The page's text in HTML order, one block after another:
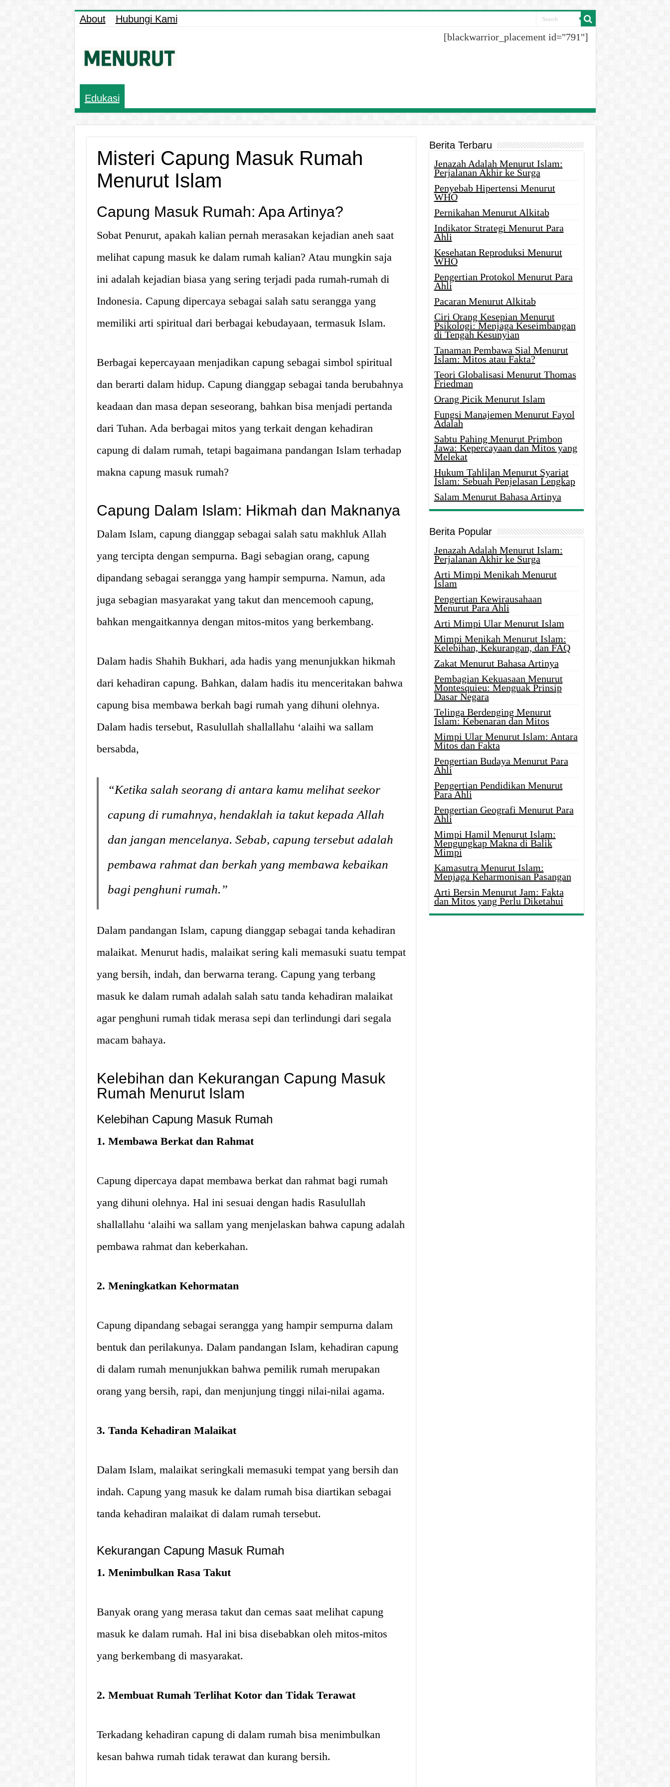
About
Hubungi Kami
[blackwarrior_placement id="791"]
Edukasi
Misteri Capung Masuk Rumah
Menurut Islam
Capung Masuk Rumah: Apa Artinya?
Sobat Penurut, apakah kalian pernah merasakan kejadian aneh saat
melihat capung masuk ke dalam rumah kalian? Atau mungkin saja
ini adalah kejadian biasa yang sering terjadi pada rumah-rumah di
Indonesia. Capung dipercaya sebagai salah satu serangga yang
memiliki arti spiritual dari berbagai kebudayaan, termasuk Islam.
Berbagai kepercayaan menjadikan capung sebagai simbol spiritual
dan berarti dalam hidup. Capung dianggap sebagai tanda berubahnya
keadaan dan masa depan seseorang, bahkan bisa menjadi pertanda
dari Tuhan. Ada berbagai mitos yang terkait dengan kehadiran
capung di dalam rumah, tetapi bagaimana pandangan Islam terhadap
makna capung masuk rumah?
Capung Dalam Islam: Hikmah dan Maknanya
Dalam Islam, capung dianggap sebagai salah satu makhluk Allah
yang tercipta dengan sempurna. Bagi sebagian orang, capung
dipandang sebagai serangga yang hampir sempurna. Namun, ada
juga sebagian masyarakat yang takut dan mencemooh capung,
bahkan mengaitkannya dengan mitos-mitos yang berkembang.
Dalam hadis Shahih Bukhari, ada hadis yang menunjukkan hikmah
dari kehadiran capung. Bahkan, dalam hadis itu menceritakan bahwa
capung bisa membawa berkah bagi rumah yang dihuni olehnya.
Dalam hadis tersebut, Rasulullah shallallahu ‘alaihi wa sallam
bersabda,
“Ketika salah seorang di antara kamu melihat seekor
capung di rumahnya, hendaklah ia takut kepada Allah
dan jangan mencelanya. Sebab, capung tersebut adalah
pembawa rahmat dan berkah yang membawa kebaikan
bagi penghuni rumah.”
Dalam pandangan Islam, capung dianggap sebagai tanda kehadiran
malaikat. Menurut hadis, malaikat sering kali memasuki suatu tempat
yang bersih, indah, dan berwarna terang. Capung yang terbang
masuk ke dalam rumah adalah salah satu tanda kehadiran malaikat
agar penghuni rumah tidak merasa sepi dan terlindungi dari segala
macam bahaya.
Kelebihan dan Kekurangan Capung Masuk
Rumah Menurut Islam
Kelebihan Capung Masuk Rumah
1. Membawa Berkat dan Rahmat
Capung dipercaya dapat membawa berkat dan rahmat bagi rumah
yang dihuni olehnya. Hal ini sesuai dengan hadis Rasulullah
shallallahu ‘alaihi wa sallam yang menjelaskan bahwa capung adalah
pembawa rahmat dan keberkahan.
2. Meningkatkan Kehormatan
Capung dipandang sebagai serangga yang hampir sempurna dalam
bentuk dan perilakunya. Dalam pandangan Islam, kehadiran capung
di dalam rumah menunjukkan bahwa pemilik rumah merupakan
orang yang bersih, rapi, dan menjunjung tinggi nilai-nilai agama.
3. Tanda Kehadiran Malaikat
Dalam Islam, malaikat seringkali memasuki tempat yang bersih dan
indah. Capung yang masuk ke dalam rumah bisa diartikan sebagai
tanda kehadiran malaikat di dalam rumah tersebut.
Kekurangan Capung Masuk Rumah
1. Menimbulkan Rasa Takut
Banyak orang yang merasa takut dan cemas saat melihat capung
masuk ke dalam rumah. Hal ini bisa disebabkan oleh mitos-mitos
yang berkembang di masyarakat.
2. Membuat Rumah Terlihat Kotor dan Tidak Terawat
Terkadang kehadiran capung di dalam rumah bisa menimbulkan
kesan bahwa rumah tidak terawat dan kurang bersih.
Berita Terbaru
Jenazah Adalah Menurut Islam:
Perjalanan Akhir ke Surga
Penyebab Hipertensi Menurut
WHO
Pernikahan Menurut Alkitab
Indikator Strategi Menurut Para
Ahli
Kesehatan Reproduksi Menurut
WHO
Pengertian Protokol Menurut Para
Ahli
Pacaran Menurut Alkitab
Ciri Orang Kesepian Menurut
Psikologi: Menjaga Keseimbangan
di Tengah Kesunyian
Tanaman Pembawa Sial Menurut
Islam: Mitos atau Fakta?
Teori Globalisasi Menurut Thomas
Friedman
Orang Picik Menurut Islam
Fungsi Manajemen Menurut Fayol
Adalah
Sabtu Pahing Menurut Primbon
Jawa: Kepercayaan dan Mitos yang
Melekat
Hukum Tahlilan Menurut Syariat
Islam: Sebuah Penjelasan Lengkap
Salam Menurut Bahasa Artinya
Berita Popular
Jenazah Adalah Menurut Islam:
Perjalanan Akhir ke Surga
Arti Mimpi Menikah Menurut
Islam
Pengertian Kewirausahaan
Menurut Para Ahli
Arti Mimpi Ular Menurut Islam
Mimpi Menikah Menurut Islam:
Kelebihan, Kekurangan, dan FAQ
Zakat Menurut Bahasa Artinya
Pembagian Kekuasaan Menurut
Montesquieu: Menguak Prinsip
Dasar Negara
Telinga Berdenging Menurut
Islam: Kebenaran dan Mitos
Mimpi Ular Menurut Islam: Antara
Mitos dan Fakta
Pengertian Budaya Menurut Para
Ahli
Pengertian Pendidikan Menurut
Para Ahli
Pengertian Geografi Menurut Para
Ahli
Mimpi Hamil Menurut Islam:
Mengungkap Makna di Balik
Mimpi
Kamasutra Menurut Islam:
Menjaga Keharmonisan Pasangan
Arti Bersin Menurut Jam: Fakta
dan Mitos yang Perlu Diketahui